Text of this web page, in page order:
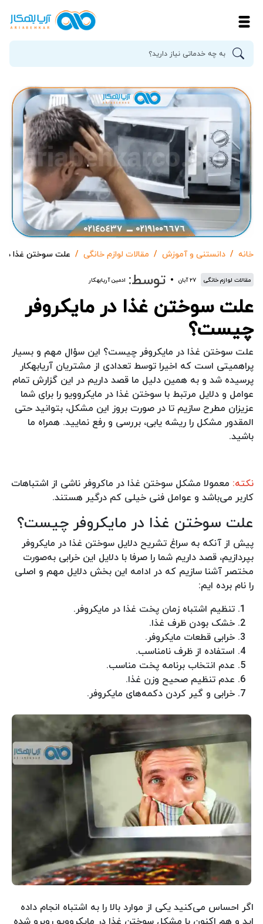
خانه دانستنی و آموزش مقالات لوازم خانگی علت سوختن غذا
مقالات لوازم خانگی ۲۷ آبان توسط: ادمین آریابهکار
علت سوختن غذا در مایکروفر
چیست؟
علت سوختن غذا در مایکروفر چیست؟ این سؤال مهم و بسیار
پراهمیتی است که اخیرا توسط تعدادی از مشتریان آریابهکار
پرسیده شد و به همین دلیل ما قصد داریم در این گزارش تمام
عوامل و دلایل مرتبط با سوختن غذا در مایکروویو را برای شما
عزیزان مطرح سازیم تا در صورت بروز این مشکل، بتوانید حتی
المقدور مشکل را ریشه یابی، بررسی و رفع نمایید. همراه ما
باشید.
نکته: معمولا مشکل سوختن غذا در ماکروفر ناشی از اشتباهات
کاربر می‌باشد و عوامل فنی خیلی کم درگیر هستند.
علت سوختن غذا در مایکروفر چیست؟
پیش از آنکه به سراغ تشریح دلایل سوختن غذا در مایکروفر
بپردازیم، قصد داریم شما را صرفا با دلایل این خرابی به‌صورت
مختصر آشنا سازیم که در ادامه این بخش دلایل مهم و اصلی
را نام برده ایم:
تنظیم اشتباه زمان پخت غذا در مایکروفر.
خشک بودن ظرف غذا.
خرابی قطعات مایکروفر.
استفاده از ظرف نامناسب.
عدم انتخاب برنامه پخت مناسب.
عدم تنظیم صحیح وزن غذا.
خرابی و گیر کردن دکمه‌های مایکروفر.
اگر احساس می‌کنید یکی از موارد بالا را به اشتباه انجام داده